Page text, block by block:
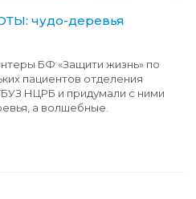
чудо-деревья
БФ «Защити жизнь» по
пациентов отделения
НЦРБ и придумали с ними
а волшебные.